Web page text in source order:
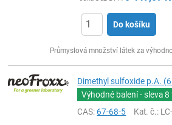
Do košíku
Průmyslová množství látek za
Dimethyl sulfoxide p.A. (6
Výhodné balení - sleva8
CAS:67-68-5 Kat. č.: